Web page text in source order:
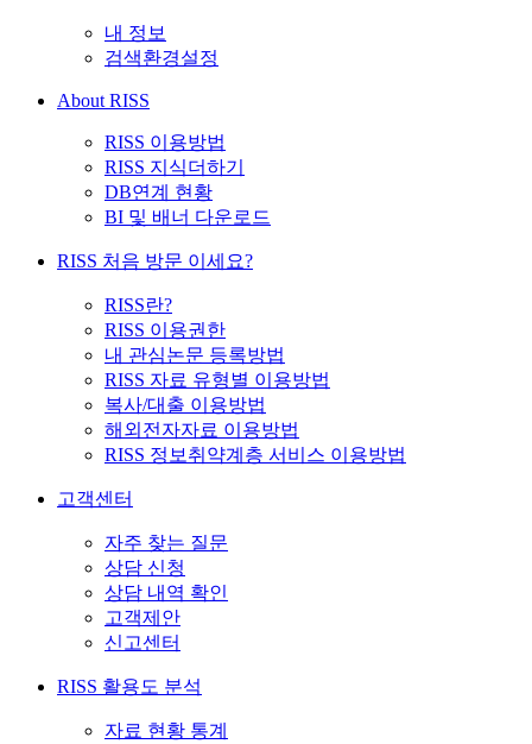
내 정보
검색환경설정
About RISS
RISS 이용방법
RISS 지식더하기
DB연계 현황
BI 및 배너 다운로드
RISS 처음 방문 이세요?
RISS란?
RISS 이용권한
내 관심논문 등록방법
RISS 자료 유형별 이용방법
복사/대출 이용방법
해외전자자료 이용방법
RISS 정보취약계층 서비스 이용방법
고객센터
자주 찾는 질문
상담 신청
상담 내역 확인
고객제안
신고센터
RISS 활용도 분석
자료 현황 통계